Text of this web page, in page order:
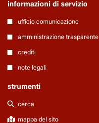
informazioni di servizio
ufficio comunicazione
amministrazione trasparente
crediti
note legali
strumenti
cerca
mappa del sito